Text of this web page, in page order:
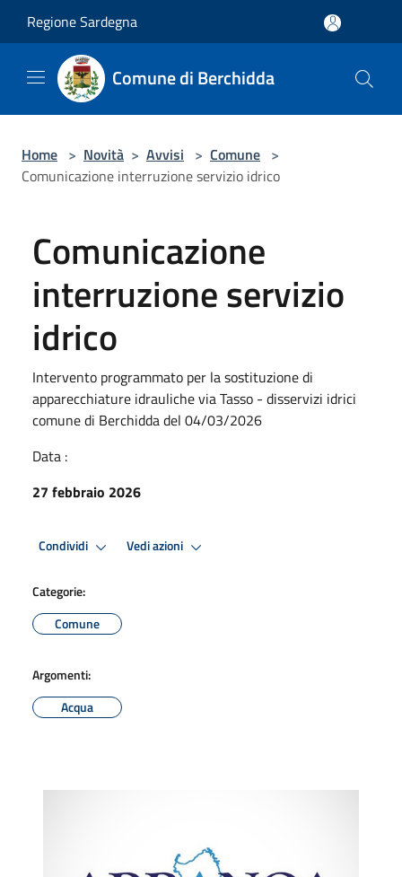
Regione Sardegna
Comune di Berchidda
Home > Novità > Avvisi > Comune >
Comunicazione interruzione servizio idrico
Comunicazione
interruzione servizio
idrico
Intervento programmato per la sostituzione di
apparecchiature idrauliche via Tasso - disservizi idrici
comune di Berchidda del 04/03/2026
Data :
27 febbraio 2026
Condividi Vedi azioni
Categorie:
Comune
Argomenti:
Acqua